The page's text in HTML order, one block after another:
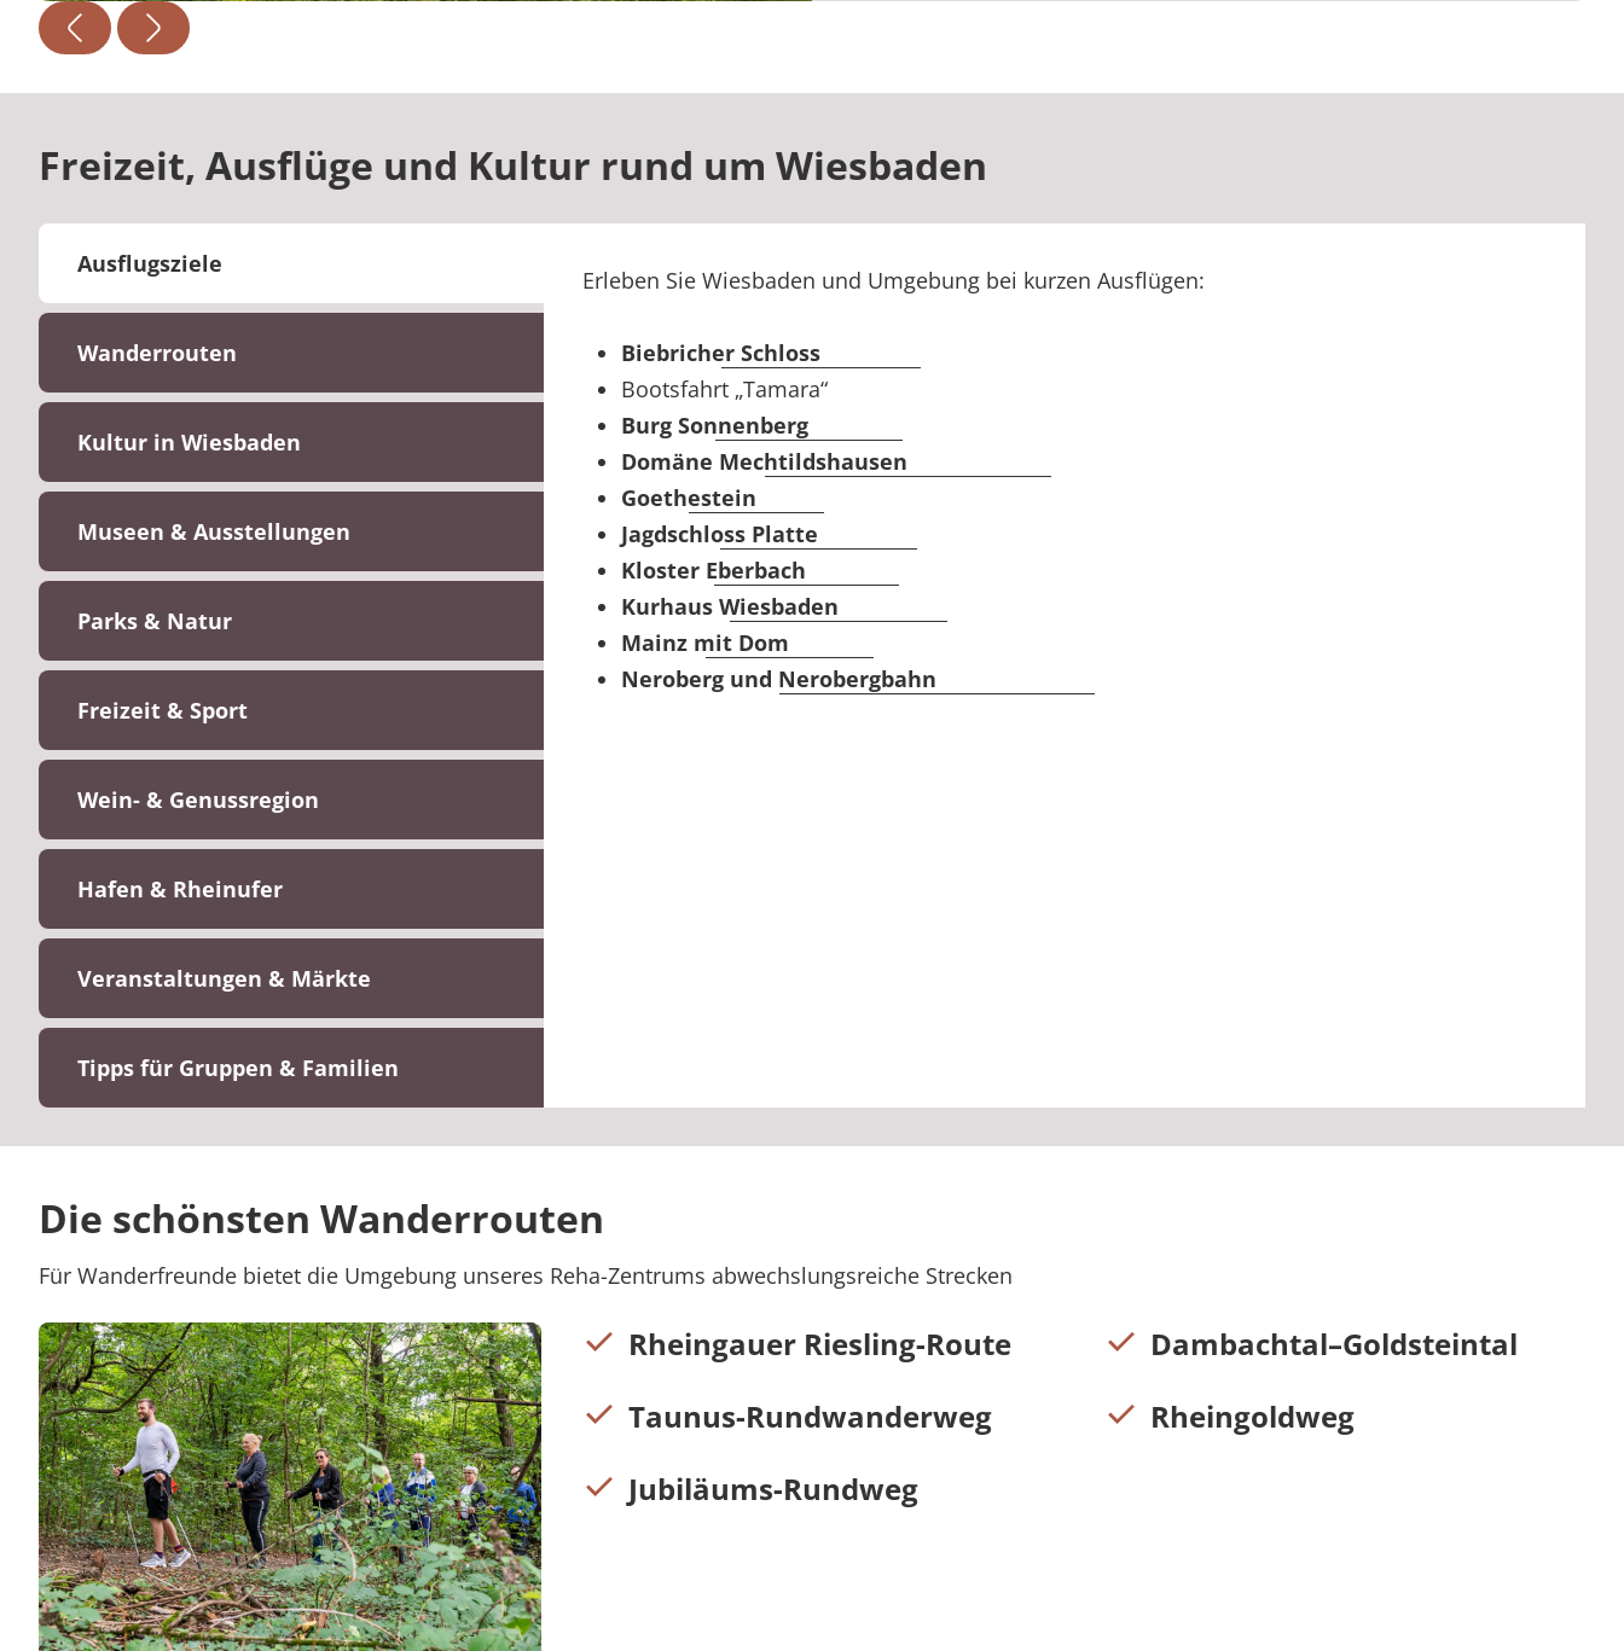
Freizeit, Ausflüge und Kultur rund um Wiesbaden
Ausflugsziele
Wanderrouten
Kultur in Wiesbaden
Museen & Ausstellungen
Parks & Natur
Freizeit & Sport
Wein- & Genussregion
Hafen & Rheinufer
Veranstaltungen & Märkte
Tipps für Gruppen & Familien
Erleben Sie Wiesbaden und Umgebung bei kurzen Ausflügen:
Biebricher Schloss
Bootsfahrt „Tamara“
Burg Sonnenberg
Domäne Mechtildshausen
Goethestein
Jagdschloss Platte
Kloster Eberbach
Kurhaus Wiesbaden
Mainz mit Dom
Neroberg und Nerobergbahn
Die schönsten Wanderrouten
Für Wanderfreunde bietet die Umgebung unseres Reha-Zentrums abwechslungsreiche Strecken
Rheingauer Riesling-Route
Dambachtal–Goldsteintal
Taunus-Rundwanderweg
Rheingoldweg
Jubiläums-Rundweg